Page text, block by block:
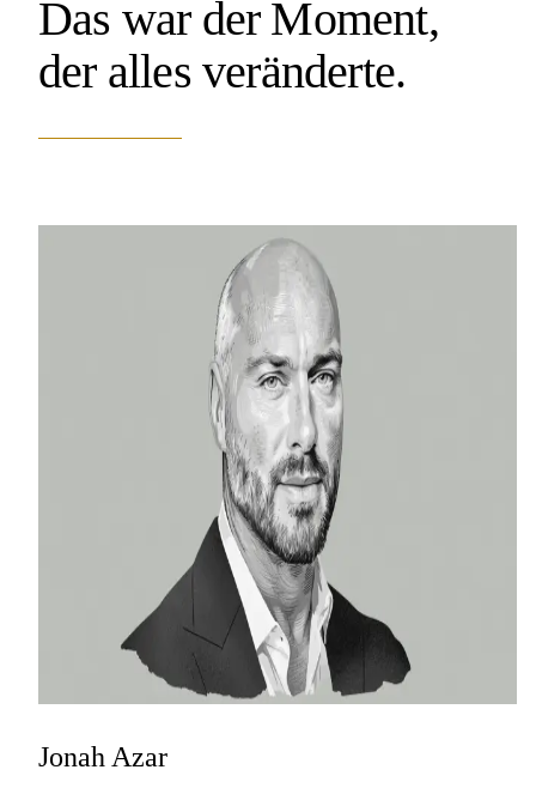
Das war der Moment,
der alles veränderte.
Jonah Azar